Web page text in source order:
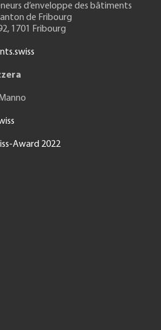
d’enveloppe des bâtiments
de Fribourg
1701 Fribourg
Award 2022